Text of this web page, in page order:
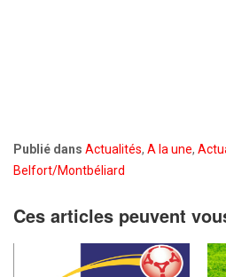
Publié dans Actualités, A la une,
Belfort/Montbéliard
Ces articles peuvent